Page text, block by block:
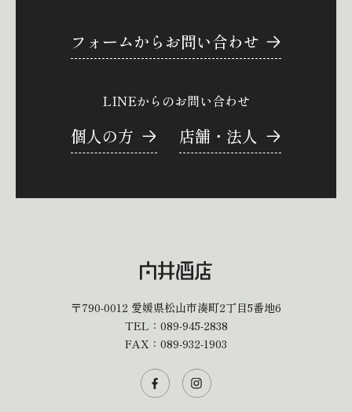
フォームからお問い合わせ
LINEからのお問い合わせ
個人の方 店舗・法人
〒790-0012 愛媛県松山市湊町2丁目5番地6
TEL： 089-945-2838
FAX：089-932-1903